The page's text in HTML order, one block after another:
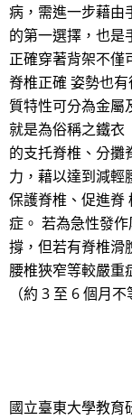
病，需進一步藉由
的第一選擇，也是
正確穿著背架不僅
脊椎正確 姿勢也
質特性可分為金屬
就是為俗稱之鐵衣
的支托脊椎、分攤
力，藉以達到減輕
保護脊椎、促進脊
症。 若為急性發
撐，但若有脊椎滑
腰椎狹窄等較嚴重
（約 3 至 6 個月不
國立臺東大學教育